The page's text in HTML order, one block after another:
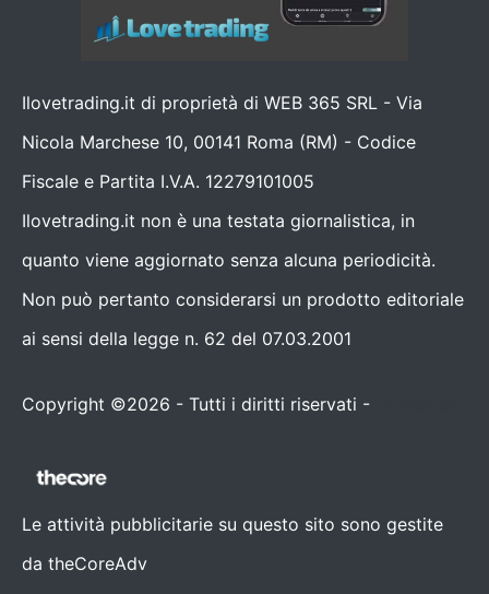
Ilovetrading.it di proprietà di WEB 365 SRL - Via
Nicola Marchese 10, 00141 Roma (RM) - Codice
Fiscale e Partita I.V.A. 12279101005
Ilovetrading.it non è una testata giornalistica, in
quanto viene aggiornato senza alcuna periodicità.
Non può pertanto considerarsi un prodotto editoriale
ai sensi della legge n. 62 del 07.03.2001
Copyright ©2026 - Tutti i diritti riservati -
Le attività pubblicitarie su questo sito sono gestite
da theCoreAdv